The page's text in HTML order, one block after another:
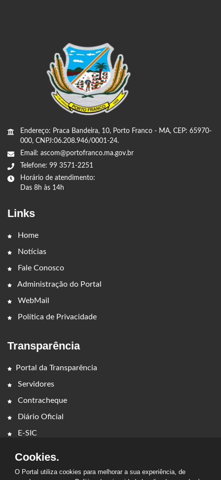
Endereço: Praca Bandeira, 10, Porto Franco - MA, CEP: 65970-
000, CNPJ:06.208.946/0001-24.
Email: ascom@portofranco.ma.gov.br
Telefone: 99 3571-2251
Horário de atendimento:
Das 8h às 14h
Links
Home
Notícias
Fale Conosco
Administração do Portal
WebMail
Política de Privacidade
Transparência
Portal da Transparência
Servidores
Contracheque
Diário Oficial
E-SIC
Cookies.
O Portal utiliza cookies para melhorar a sua experiência, de